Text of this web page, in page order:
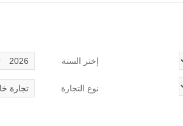
إختر السنة
نوع التجارة